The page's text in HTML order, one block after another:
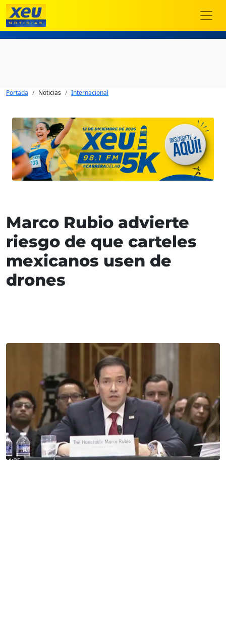
Portada Noticias Internacional
Marco Rubio advierte
riesgo de que carteles
mexicanos usen de
drones